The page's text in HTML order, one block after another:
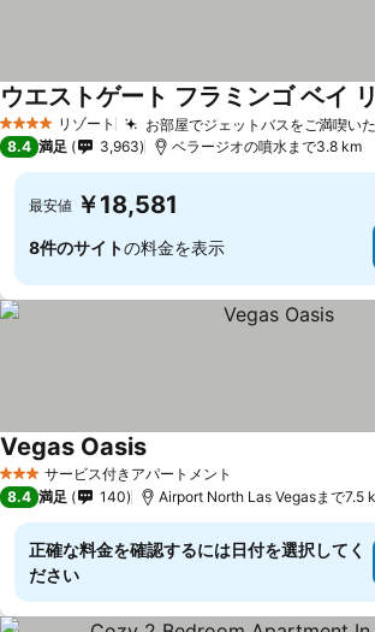
4 ホテルのランク
リゾート お部屋でジェットバスをご満喫い
ウエストゲート フラミンゴ ベイ
8.4 満足 3,963 ベラージオの噴水まで3.8 km
最安値 ￥18,581
8件のサイトの料金を表示
3 ホテルのランク
サービス付きアパートメント
Vegas Oasis
8.4 満足 140 Airport North Las Vegasまで7.5
正確な料金を確認するには日付を選択してく
ださい